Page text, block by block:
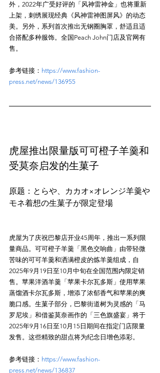
外，2022年广受好评的「风神雷神金」也将重新
上架，刺绣展现经典《风神雷神图屏风》的动态
美。另外，系列首次推出无钢圈胸罩，舒适且适
合搭配多种服饰。全国Peach John门店及官网有
参考链接： https://www.fashion-
press.net/news/136955
虎屋推出限量版可可橙子羊羹和
受莫奈启发的生菓子
原题：とらや、カカオ×オレンジ羊羹や
虎屋为了庆祝巴黎店开业45周年，推出一系列限
量商品。可可橙子羊羹「黑色交响曲」由带轻微
苦味的可可羊羹和洒满橙皮的炼羊羹组成，自
2025年9月19日至10月中旬在全国范围内限定销
售。苹果洋酒羊羹「苹果卡尔瓦多斯」使用苹果
蒸馏酒卡尔瓦多斯，增添了浓郁香气和苹果的爽
脆口感。生菓子部分，巴黎街道树为灵感的「马
罗尼埃」和借鉴莫奈画作的「三色旗盛宴」将于
2025年9月16日至10月15日期间在指定门店限量
参考链接： https://www.fashion-
press.net/news/136837